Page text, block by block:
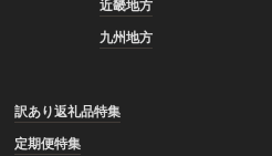
近畿地方
九州地方
訳あり返礼品特集
定期便特集